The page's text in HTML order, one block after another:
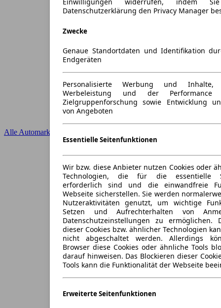
Alle Automarken
Einwilligungen widerrufen, indem
Datenschutzerklärung den Privacy Manager
Zwecke
Genaue Standortdaten und Identifikation
Endgeräten
Personalisierte Werbung und Inhalte,
Werbeleistung und der
Zielgruppenforschung sowie Entwicklung
von Angeboten
Essentielle Seitenfunktionen
Wir bzw. diese Anbieter nutzen Cookies oder
Technologien, die für die essentielle
erforderlich sind und die einwandfreie
Webseite sicherstellen. Sie werden
Nutzeraktivitäten genutzt, um wichtige
Setzen und Aufrechterhalten von
Datenschutzeinstellungen zu ermöglichen.
dieser Cookies bzw. ähnlicher Technologien
nicht abgeschaltet werden. Allerdings
Browser diese Cookies oder ähnliche Tools
darauf hinweisen. Das Blockieren dieser
Tools kann die Funktionalität der Webseite
Erweiterte Seitenfunktionen